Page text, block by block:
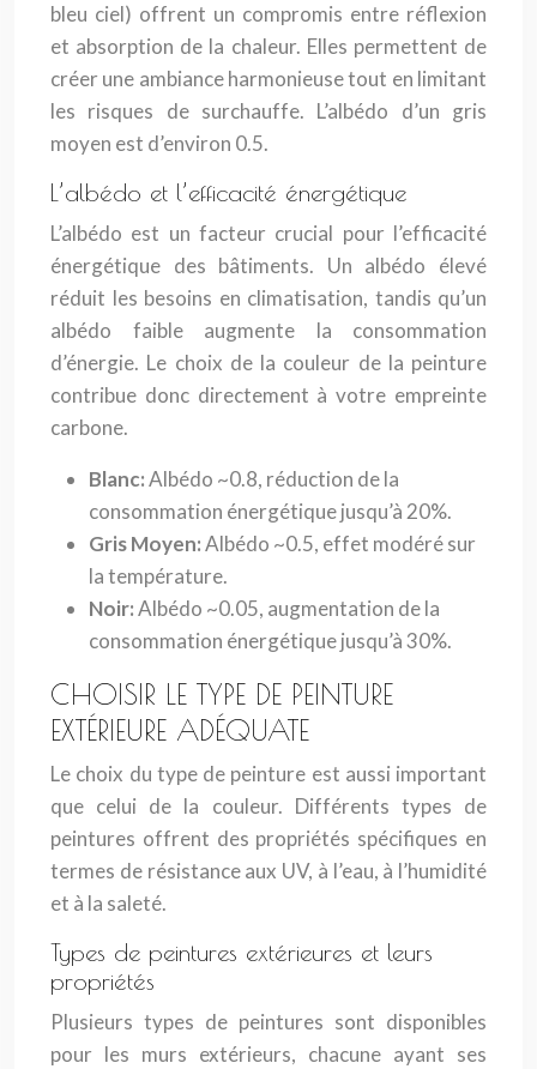
bleu ciel) offrent un compromis entre réflexion
et absorption de la chaleur. Elles permettent de
créer une ambiance harmonieuse tout en limitant
les risques de surchauffe. L’albédo d’un gris
moyen est d’environ 0.5.
L’albédo et l’efficacité énergétique
L’albédo est un facteur crucial pour l’efficacité
énergétique des bâtiments. Un albédo élevé
réduit les besoins en climatisation, tandis qu’un
albédo faible augmente la consommation
d’énergie. Le choix de la couleur de la peinture
contribue donc directement à votre empreinte
carbone.
Blanc:Albédo ~0.8, réduction de la
consommation énergétique jusqu’à 20%.
Gris Moyen:Albédo ~0.5, effet modéré sur
la température.
Noir:Albédo ~0.05, augmentation de la
consommation énergétique jusqu’à 30%.
CHOISIR LE TYPE DE PEINTURE
EXTÉRIEURE ADÉQUATE
Le choix du type de peinture est aussi important
que celui de la couleur. Différents types de
peintures offrent des propriétés spécifiques en
termes de résistance aux UV, à l’eau, à l’humidité
et à la saleté.
Types de peintures extérieures et leurs
propriétés
Plusieurs types de peintures sont disponibles
pour les murs extérieurs, chacune ayant ses